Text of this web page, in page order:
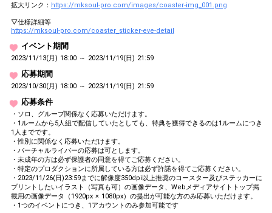
拡大リンク： https://mksoul-pro.com/images/coaster-img_001.png
▽仕様詳細等
https://mksoul-pro.com/coaster_sticker-eve-detail
イベント期間
2023/11/13(月) 18:00 ～ 2023/11/19(日) 21:59
応募期間
2023/10/30(月) 18:00 ～ 2023/11/19(日) 21:59
応募条件
・ソロ、グループ関係なく応募いただけます。
・1ルームから5人組で配信していたとしても、特典を獲得できるのは1ルームにつき
1人までです。
・性別に関係なく応募いただけます。
・バーチャルライバーの応募は可とします。
・未成年の方は必ず保護者の同意を得てご応募ください。
・特定のプロダクションに所属している方は必ず許諾を得てご応募ください。
・2023/11/26(日)23:59までに解像度350dpi以上推奨のコースター及びステッカーに
プリントしたいイラスト（写真も可）の画像データ、Webメディアサイトトップ掲
載用の画像データ（1920px × 1080px）の提出が可能な方のみ応募いただけます。
・1つのイベントにつき、1アカウントのみ参加可能です